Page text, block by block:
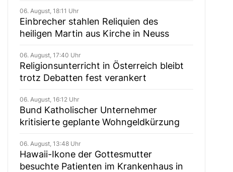
06. August, 18:11 Uhr
Einbrecher stahlen Reliquien des
heiligen Martin aus Kirche in Neuss
06. August, 17:40 Uhr
Religionsunterricht in Österreich bleibt
trotz Debatten fest verankert
06. August, 16:12 Uhr
Bund Katholischer Unternehmer
kritisierte geplante Wohngeldkürzung
06. August, 13:48 Uhr
Hawaii-Ikone der Gottesmutter
besuchte Patienten im Krankenhaus in